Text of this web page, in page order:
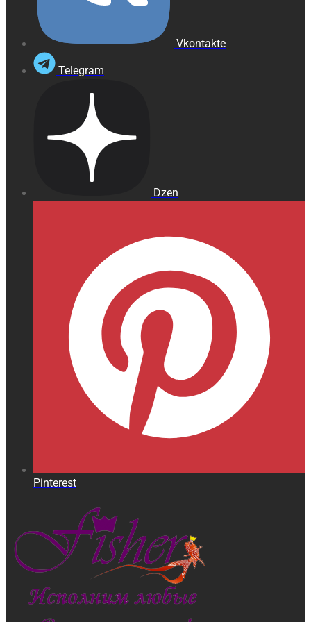
Vkontakte
Telegram
Dzen
Pinterest